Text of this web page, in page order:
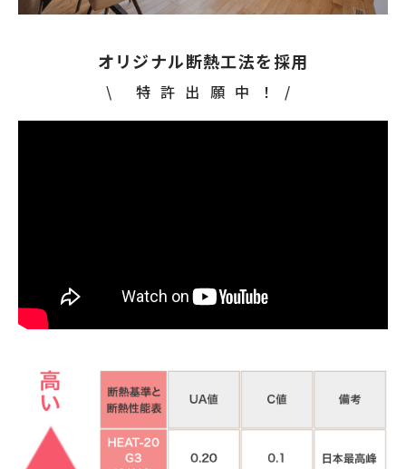
オリジナル断熱工法を採用
\ 特許出願中！/